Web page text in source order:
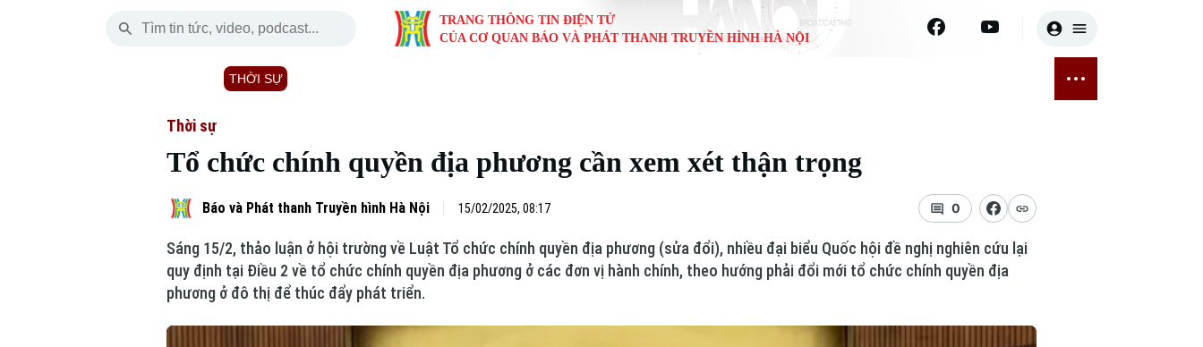
TRANG THÔNG TIN ĐIỆN TỬ
CỦA CƠ QUAN BÁO VÀ PHÁT THANH TRUYỀN HÌNH HÀ NỘI
THỜI SỰ
Chính trị
Xã hội
An ninh trật tự
Công nghệ
Người Hà Nội
Khoảnh khắc Hà Nội
Ẩm thực
Quân sự
Hồ sơ
Người Việt 4 phương
Cafe sáng
Tài chính Ngân hàng
Doanh nghiệp
Đầu tư
Căn hộ
Đất đai
Tàu
Xe máy
Thị trường
Tuyển sinh Làng nghề Dinh dưỡng Quần vợt
Điện ảnh
Thời trang
Thời sự
Tổ chức chính quyền địa phương cần xem xét thận trọng
Báo và Phát thanh Truyền hình Hà Nội 15/02/2025, 08:17 0
Sáng 15/2, thảo luận ở hội trường về Luật Tổ chức chính quyền địa phương (sửa đổi), nhiều đại biểu Quốc hội đề nghị nghiên cứu lại
quy định tại Điều 2 về tổ chức chính quyền địa phương ở các đơn vị hành chính, theo hướng phải đổi mới tổ chức chính quyền địa
phương ở đô thị để thúc đẩy phát triển.